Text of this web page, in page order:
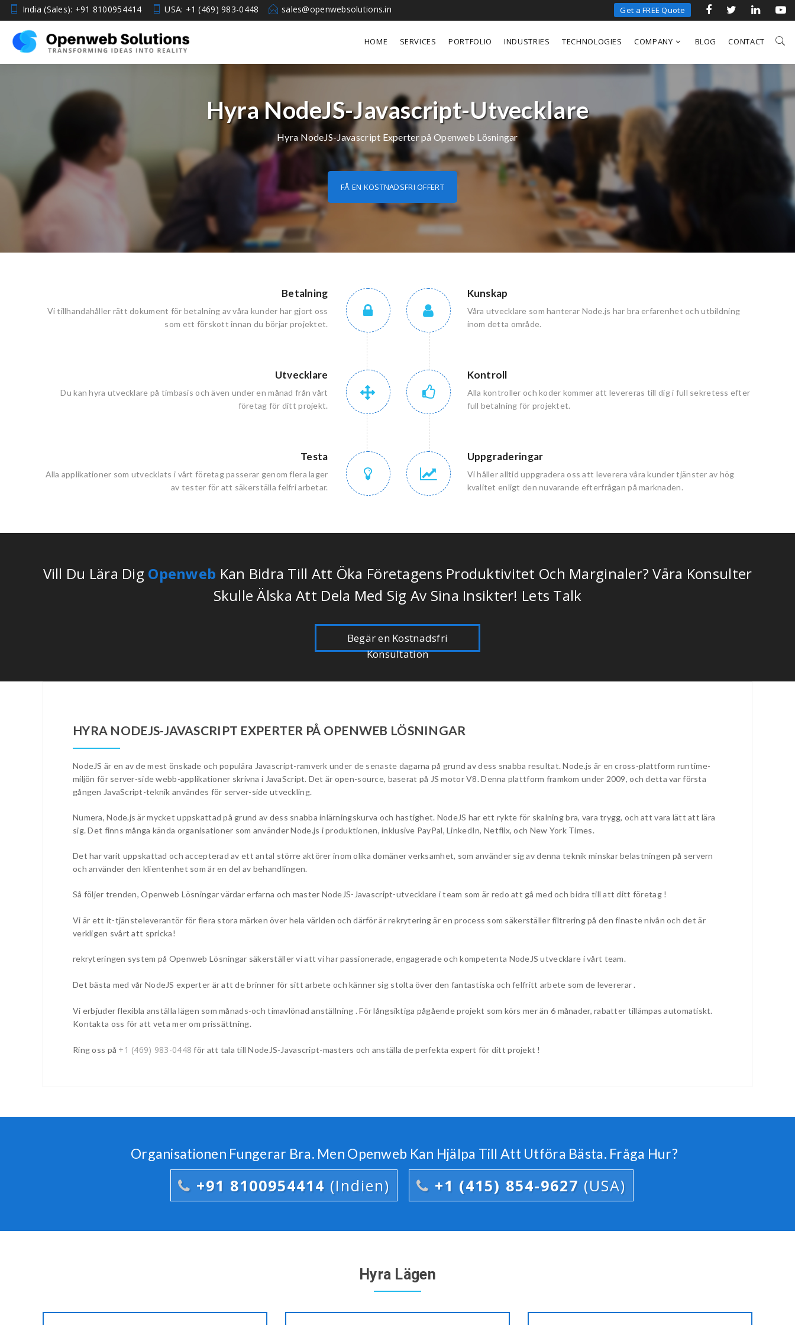
India (Sales): +91 8100954414 USA: +1 (469) 983-0448 sales@openwebsolutions.in Get a FREE Quote
HOME SERVICES PORTFOLIO INDUSTRIES TECHNOLOGIES COMPANY BLOG CONTACT
Hyra NodeJS-Javascript-Utvecklare
Hyra NodeJS-Javascript Experter på Openweb Lösningar
FÅ EN KOSTNADSFRI OFFERT
Betalning
Vi tillhandahåller rätt dokument för betalning av våra kunder har gjort oss
som ett förskott innan du börjar projektet.
Utvecklare
Du kan hyra utvecklare på timbasis och även under en månad från vårt
företag för ditt projekt.
Testa
Alla applikationer som utvecklats i vårt företag passerar genom flera lager
av tester för att säkerställa felfri arbetar.
Kunskap
Våra utvecklare som hanterar Node.js har bra erfarenhet och utbildning
inom detta område.
Kontroll
Alla kontroller och koder kommer att levereras till dig i full sekretess efter
full betalning för projektet.
Uppgraderingar
Vi håller alltid uppgradera oss att leverera våra kunder tjänster av hög
kvalitet enligt den nuvarande efterfrågan på marknaden.
Vill Du Lära Dig Openweb Kan Bidra Till Att Öka Företagens Produktivitet Och Marginaler? Våra Konsulter
Skulle Älska Att Dela Med Sig Av Sina Insikter! Lets Talk
Begär en Kostnadsfri
Konsultation
HYRA NODEJS-JAVASCRIPT EXPERTER PÅ OPENWEB LÖSNINGAR
NodeJS är en av de mest önskade och populära Javascript-ramverk under de senaste dagarna på grund av dess snabba resultat. Node.js är en cross-plattform runtime-
miljön för server-side webb-applikationer skrivna i JavaScript. Det är open-source, baserat på JS motor V8. Denna plattform framkom under 2009, och detta var första
gången JavaScript-teknik användes för server-side utveckling.
Numera, Node.js är mycket uppskattad på grund av dess snabba inlärningskurva och hastighet. NodeJS har ett rykte för skalning bra, vara trygg, och att vara lätt att lära
sig. Det finns många kända organisationer som använder Node.js i produktionen, inklusive PayPal, LinkedIn, Netflix, och New York Times.
Det har varit uppskattad och accepterad av ett antal större aktörer inom olika domäner verksamhet, som använder sig av denna teknik minskar belastningen på servern
och använder den klientenhet som är en del av behandlingen.
Så följer trenden, Openweb Lösningar värdar erfarna och master NodeJS-Javascript-utvecklare i team som är redo att gå med och bidra till att ditt företag !
Vi är ett it-tjänsteleverantör för flera stora märken över hela världen och därför är rekrytering är en process som säkerställer filtrering på den finaste nivån och det är
verkligen svårt att spricka!
rekryteringen system på Openweb Lösningar säkerställer vi att vi har passionerade, engagerade och kompetenta NodeJS utvecklare i vårt team.
Det bästa med vår NodeJS experter är att de brinner för sitt arbete och känner sig stolta över den fantastiska och felfritt arbete som de levererar .
Vi erbjuder flexibla anställa lägen som månads-och timavlönad anställning . För långsiktiga pågående projekt som körs mer än 6 månader, rabatter tillämpas automatiskt.
Kontakta oss för att veta mer om prissättning.
Ring oss på +1 (469) 983-0448 för att tala till NodeJS-Javascript-masters och anställa de perfekta expert för ditt projekt !
Organisationen Fungerar Bra. Men Openweb Kan Hjälpa Till Att Utföra Bästa. Fråga Hur?
+91 8100954414 (Indien) +1 (415) 854-9627 (USA)
Hyra Lägen